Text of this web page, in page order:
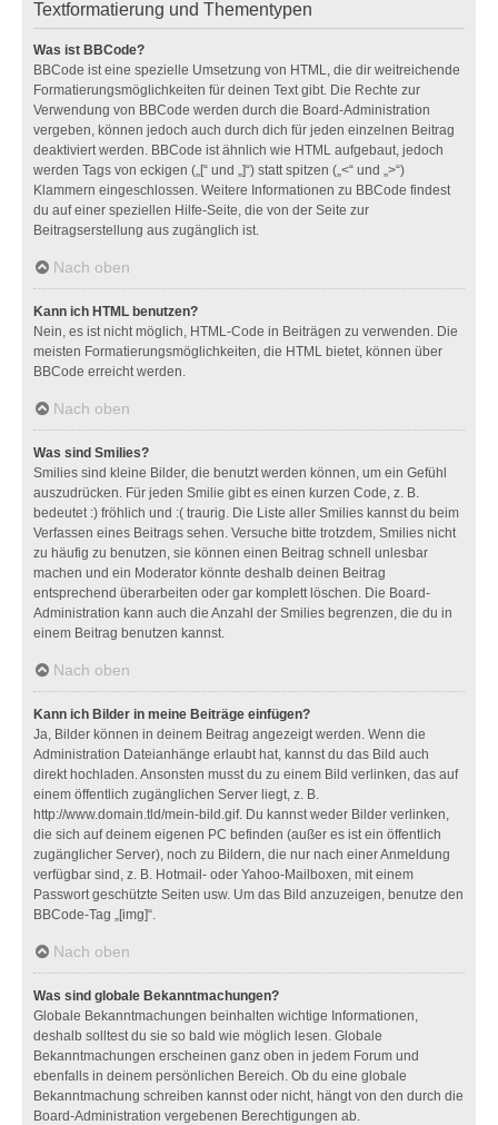
Textformatierung und Thementypen
Was ist BBCode?
BBCode ist eine spezielle Umsetzung von HTML, die dir weitreichende
Formatierungsmöglichkeiten für deinen Text gibt. Die Rechte zur
Verwendung von BBCode werden durch die Board-Administration
vergeben, können jedoch auch durch dich für jeden einzelnen Beitrag
deaktiviert werden. BBCode ist ähnlich wie HTML aufgebaut, jedoch
werden Tags von eckigen („[“ und „]“) statt spitzen („<“ und „>“)
Klammern eingeschlossen. Weitere Informationen zu BBCode findest
du auf einer speziellen Hilfe-Seite, die von der Seite zur
Beitragserstellung aus zugänglich ist.
Nach oben
Kann ich HTML benutzen?
Nein, es ist nicht möglich, HTML-Code in Beiträgen zu verwenden. Die
meisten Formatierungsmöglichkeiten, die HTML bietet, können über
BBCode erreicht werden.
Nach oben
Was sind Smilies?
Smilies sind kleine Bilder, die benutzt werden können, um ein Gefühl
auszudrücken. Für jeden Smilie gibt es einen kurzen Code, z. B.
bedeutet :) fröhlich und :( traurig. Die Liste aller Smilies kannst du beim
Verfassen eines Beitrags sehen. Versuche bitte trotzdem, Smilies nicht
zu häufig zu benutzen, sie können einen Beitrag schnell unlesbar
machen und ein Moderator könnte deshalb deinen Beitrag
entsprechend überarbeiten oder gar komplett löschen. Die Board-
Administration kann auch die Anzahl der Smilies begrenzen, die du in
einem Beitrag benutzen kannst.
Nach oben
Kann ich Bilder in meine Beiträge einfügen?
Ja, Bilder können in deinem Beitrag angezeigt werden. Wenn die
Administration Dateianhänge erlaubt hat, kannst du das Bild auch
direkt hochladen. Ansonsten musst du zu einem Bild verlinken, das auf
einem öffentlich zugänglichen Server liegt, z. B.
http://www.domain.tld/mein-bild.gif. Du kannst weder Bilder verlinken,
die sich auf deinem eigenen PC befinden (außer es ist ein öffentlich
zugänglicher Server), noch zu Bildern, die nur nach einer Anmeldung
verfügbar sind, z. B. Hotmail- oder Yahoo-Mailboxen, mit einem
Passwort geschützte Seiten usw. Um das Bild anzuzeigen, benutze den
BBCode-Tag „[img]“.
Nach oben
Was sind globale Bekanntmachungen?
Globale Bekanntmachungen beinhalten wichtige Informationen,
deshalb solltest du sie so bald wie möglich lesen. Globale
Bekanntmachungen erscheinen ganz oben in jedem Forum und
ebenfalls in deinem persönlichen Bereich. Ob du eine globale
Bekanntmachung schreiben kannst oder nicht, hängt von den durch die
Board-Administration vergebenen Berechtigungen ab.